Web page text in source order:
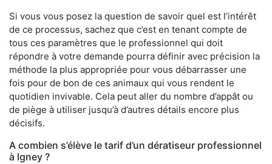
Si vous vous posez la question de savoir quel est l’intérêt
de ce processus, sachez que c’est en tenant compte de
tous ces paramètres que le professionnel qui doit
répondre à votre demande pourra définir avec précision la
méthode la plus appropriée pour vous débarrasser une
fois pour de bon de ces animaux qui vous rendent le
quotidien invivable. Cela peut aller du nombre d’appât ou
de piège à utiliser jusqu’à d’autres détails encore plus
décisifs.
A combien s’élève le tarif d’un dératiseur professionnel
à Igney ?